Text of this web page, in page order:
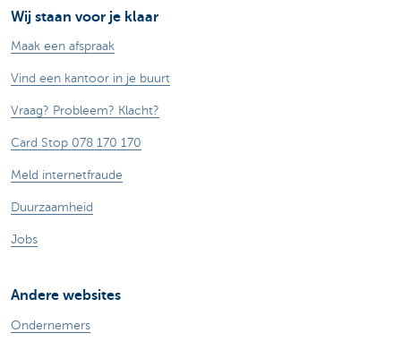
Wij staan voor je klaar
Maak een afspraak
Vind een kantoor in je buurt
Vraag? Probleem? Klacht?
Card Stop 078 170 170
Meld internetfraude
Duurzaamheid
Jobs
Andere websites
Ondernemers